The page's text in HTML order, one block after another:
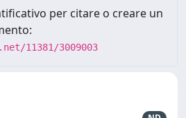
per citare o creare un
11381/3009003